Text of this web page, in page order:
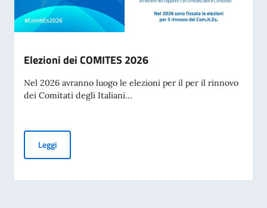
Elezioni dei COMITES 2026
Nel 2026 avranno luogo le elezioni per il per il rinnovo
dei Comitati degli Italiani...
LeggiElezioni dei COMITES 2026